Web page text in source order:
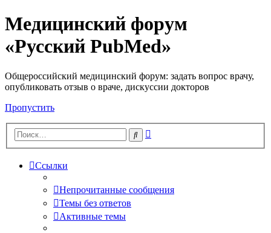
Медицинский форум
«Русский PubMed»
Общероссийский медицинский форум: задать вопрос врачу,
опубликовать отзыв о враче, дискуссии докторов
Пропустить
Поиск
Ссылки
Непрочитанные сообщения
Темы без ответов
Активные темы